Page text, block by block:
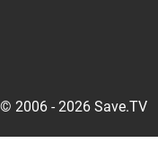
© 2006 - 2026 Save.TV